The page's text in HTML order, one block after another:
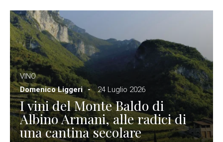
VINO
Domenico Liggeri
24 Luglio 2026
I vini del Monte Baldo di
Albino Armani, alle radici di
una cantina secolare